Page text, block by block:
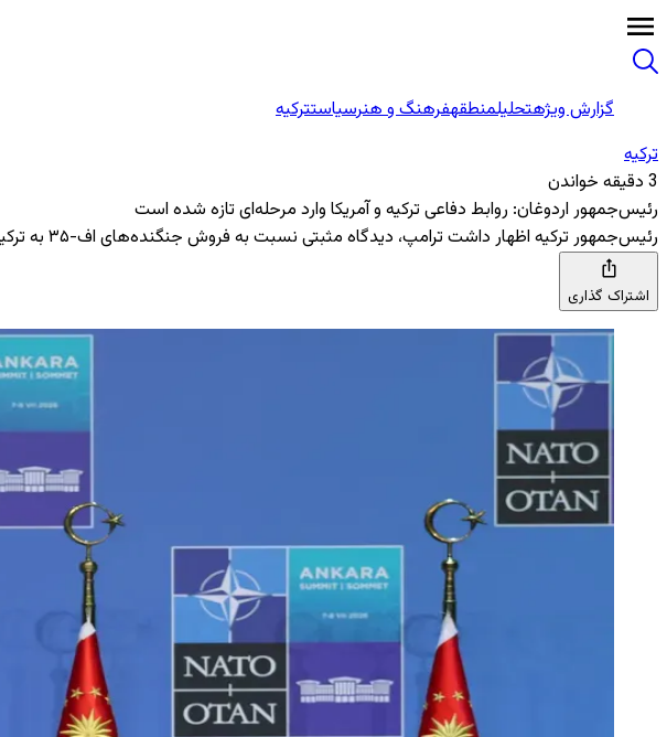
گزارش ویژهتحلیلمنطقهفرهنگ و هنرسیاستترکیه
ترکیه
3 دقیقه خواندن
رئیس‌جمهور اردوغان: روابط دفاعی ترکیه و آمریکا وارد مرحله‌ای تازه شده است
رئیس‌جمهور ترکیه اظهار داشت ترامپ، دیدگاه مثبتی نسبت به فروش جنگنده‌های اف-۳۵ به ترکیه دارد و بر ایفای نقش پررنگ‌تر ترکیه در ناتو، در همکاری نزدیک‌تر در صنایع دفاعی تأکید کرد.
اشتراک گذاری